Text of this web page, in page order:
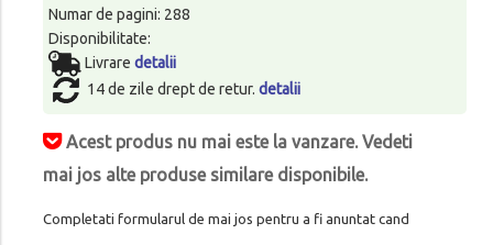
Numar de pagini: 288
Disponibilitate:
Livrare detalii
14 de zile drept de retur. detalii
Acest produs nu mai este la vanzare. Vedeti
mai jos alte produse similare disponibile.
Completati formularul de mai jos pentru a fi anuntat cand